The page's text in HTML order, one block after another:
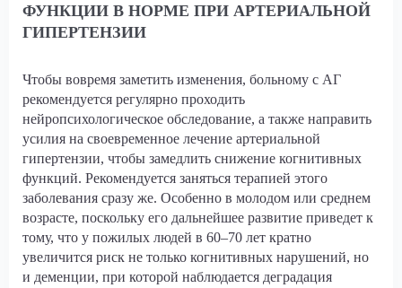
ФУНКЦИИ В НОРМЕ ПРИ АРТЕРИАЛЬНОЙ
ГИПЕРТЕНЗИИ
Чтобы вовремя заметить изменения, больному с АГ
рекомендуется регулярно проходить
нейропсихологическое обследование, а также направить
усилия на своевременное лечение артериальной
гипертензии, чтобы замедлить снижение когнитивных
функций. Рекомендуется заняться терапией этого
заболевания сразу же. Особенно в молодом или среднем
возрасте, поскольку его дальнейшее развитие приведет к
тому, что у пожилых людей в 60–70 лет кратно
увеличится риск не только когнитивных нарушений, но
и деменции, при которой наблюдается деградация